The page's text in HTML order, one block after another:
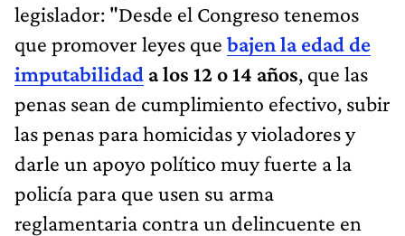
legislador: "Desde el Congreso tenemos
que promover leyes que bajen la edad de
imputabilidad a los 12 o 14 años, que las
penas sean de cumplimiento efectivo, subir
las penas para homicidas y violadores y
darle un apoyo político muy fuerte a la
policía para que usen su arma
reglamentaria contra un delincuente en